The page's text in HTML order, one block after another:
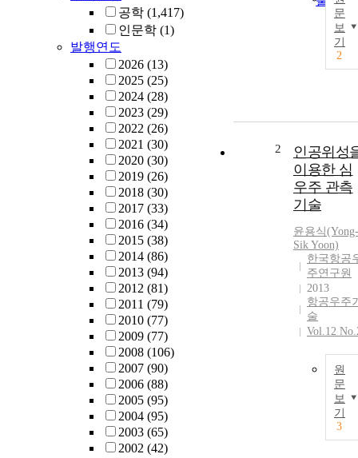
공학 (1,417)
인문학 (1)
발행연도
2026 (13)
2025 (25)
2024 (28)
2023 (29)
2022 (26)
2021 (30)
2020 (30)
2019 (26)
2018 (30)
2017 (33)
2016 (34)
2015 (38)
2014 (86)
2013 (94)
2012 (81)
2011 (79)
2010 (77)
2009 (77)
2008 (106)
2007 (90)
2006 (88)
2005 (95)
2004 (95)
2003 (65)
2002 (42)
문
보
기
2
2
인공위성
이용한 심
우주 관측
기술
윤용식(Yong-
Sik Yoon)
한국항공
주연구원
2013
항공우주
술
Vol.12
원
문
보
기
3